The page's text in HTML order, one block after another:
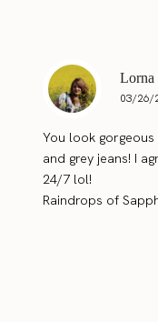
Lorna
03/26/
You look
and grey jeans! I
24/7 lol!
Raindrops of